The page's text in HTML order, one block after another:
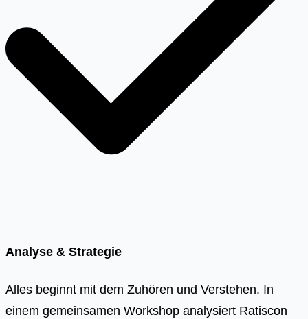
Analyse & Strategie
Alles beginnt mit dem Zuhören und Verstehen. In
einem gemeinsamen Workshop analysiert Ratiscon